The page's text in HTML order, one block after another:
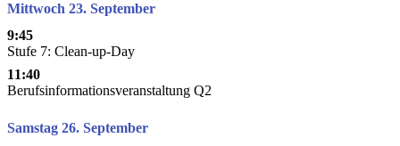
Mittwoch 23. September
9:45
Stufe 7: Clean-up-Day
11:40
Berufsinformationsveranstaltung Q2
Samstag 26. September